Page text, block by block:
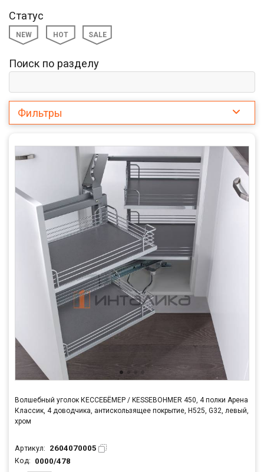
Статус
NEW HOT SALE
Поиск по разделу
Фильтры
Волшебный уголок КЕССЕБЁМЕР / KESSEBOHMER 450, 4 полки Арена
Классик, 4 доводчика, антискользящее покрытие, H525, G32, левый,
хром
Артикул: 2604070005
Код: 0000/478